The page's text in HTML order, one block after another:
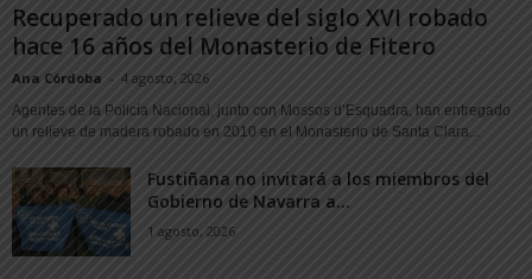
Recuperado un relieve del siglo XVI robado
hace 16 años del Monasterio de Fitero
Ana Córdoba - 4 agosto, 2026
Agentes de la Policía Nacional, junto con Mossos d’Esquadra, han entregado
un relieve de madera robado en 2010 en el Monasterio de Santa Clara...
Fustiñana no invitará a los miembros del
Gobierno de Navarra a...
1 agosto, 2026